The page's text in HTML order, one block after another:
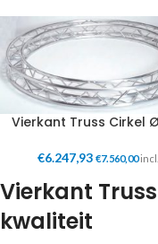
Vierkant Truss Cirkel Ø
€6.247,93 €7.560,00incl.
Vierkant
kwaliteit